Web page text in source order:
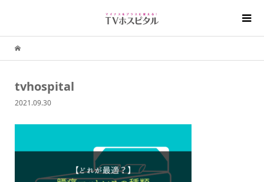
tvhospital
2021.09.30